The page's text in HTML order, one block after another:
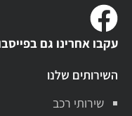
עקבו אחרינו גם
השירותים שלנו
שירותי רכב